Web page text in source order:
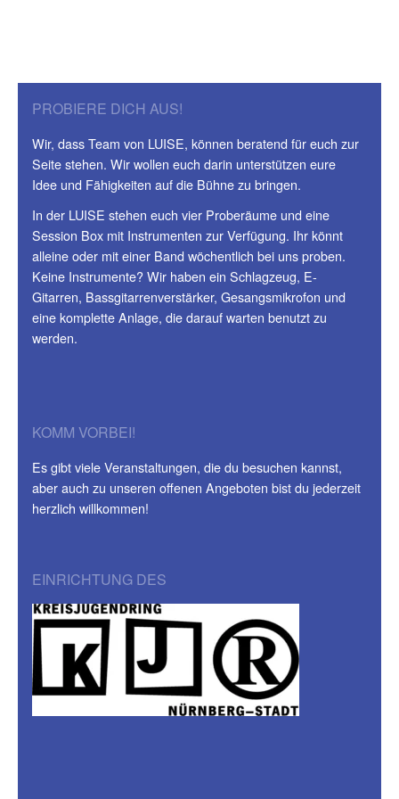
PROBIERE DICH AUS!
Wir, dass Team von LUISE, können beratend für euch zur
Seite stehen. Wir wollen euch darin unterstützen eure
Idee und Fähigkeiten auf die Bühne zu bringen.
In der LUISE stehen euch vier Proberäume und eine
Session Box mit Instrumenten zur Verfügung. Ihr könnt
alleine oder mit einer Band wöchentlich bei uns proben.
Keine Instrumente? Wir haben ein Schlagzeug, E-
Gitarren, Bassgitarrenverstärker, Gesangsmikrofon und
eine komplette Anlage, die darauf warten benutzt zu
werden.
KOMM VORBEI!
Es gibt viele Veranstaltungen, die du besuchen kannst,
aber auch zu unseren offenen Angeboten bist du jederzeit
herzlich willkommen!
EINRICHTUNG DES